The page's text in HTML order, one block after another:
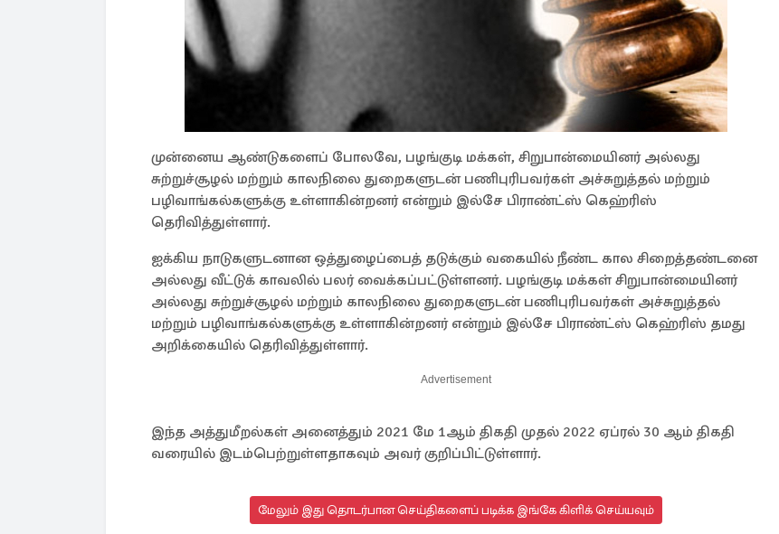
முன்னைய ஆண்டுகளைப் போலவே, பழங்குடி மக்கள், சிறுபான்மையினர் அல்லது
சுற்றுச்சூழல் மற்றும் காலநிலை துறைகளுடன் பணிபுரிபவர்கள் அச்சுறுத்தல் மற்றும்
பழிவாங்கல்களுக்கு உள்ளாகின்றனர் என்றும் இல்சே பிராண்ட்ஸ் கெஹ்ரிஸ்
தெரிவித்துள்ளார்.
ஐக்கிய நாடுகளுடனான ஒத்துழைப்பைத் தடுக்கும் வகையில் நீண்ட கால சிறைத்தண்டனை
அல்லது வீட்டுக் காவலில் பலர் வைக்கப்பட்டுள்ளனர். பழங்குடி மக்கள் சிறுபான்மையினர்
அல்லது சுற்றுச்சூழல் மற்றும் காலநிலை துறைகளுடன் பணிபுரிபவர்கள் அச்சுறுத்தல்
மற்றும் பழிவாங்கல்களுக்கு உள்ளாகின்றனர் என்றும் இல்சே பிராண்ட்ஸ் கெஹ்ரிஸ் தமது
அறிக்கையில் தெரிவித்துள்ளார்.
Advertisement
இந்த அத்துமீறல்கள் அனைத்தும் 2021 மே 1ஆம் திகதி முதல் 2022 ஏப்ரல் 30 ஆம் திகதி
வரையில் இடம்பெற்றுள்ளதாகவும் அவர் குறிப்பிட்டுள்ளார்.
மேலும் இது தொடர்பான செய்திகளைப் படிக்க இங்கே கிளிக் செய்யவும்